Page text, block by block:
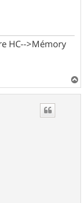
HC-->Mémory
a